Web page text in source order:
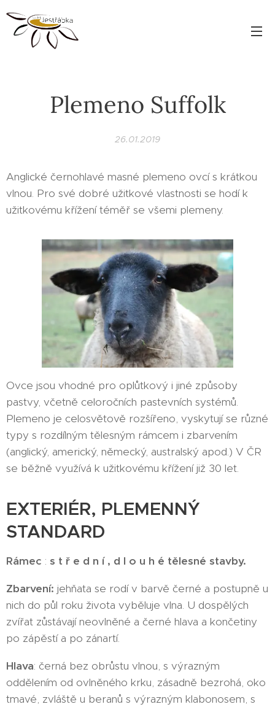
Plemeno Suffolk
26.01.2019
Anglické černohlavé masné plemeno ovcí s krátkou
vlnou. Pro své dobré užitkové vlastnosti se hodí k
užitkovému křížení téměř se všemi plemeny.
Ovce jsou vhodné pro oplůtkový i jiné způsoby
pastvy, včetně celoročních pastevních systémů.
Plemeno je celosvětově rozšířeno, vyskytují se různé
typy s rozdílným tělesným rámcem i zbarvením
(anglický, americký, německý, australský apod.) V ČR
se běžně využívá k užitkovému křížení již 30 let.
EXTERIÉR, PLEMENNÝ
STANDARD
Rámec : s t ř e d n í , d l o u h é tělesné stavby.
Zbarvení: jehňata se rodí v barvě černé a postupně u
nich do půl roku života vyběluje vlna. U dospělých
zvířat zůstávají neovlněné a černé hlava a končetiny
po zápěstí a po zánartí.
Hlava: černá bez obrůstu vlnou, s výrazným
oddělením od ovlněného krku, zásadně bezrohá, oko
tmavé, zvláště u beranů s výrazným klabonosem, s